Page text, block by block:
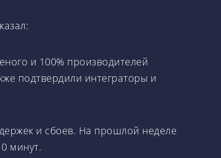
и 100% производителей
подтвердили интеграторы и
и сбоев. На прошлой неделе
минут.